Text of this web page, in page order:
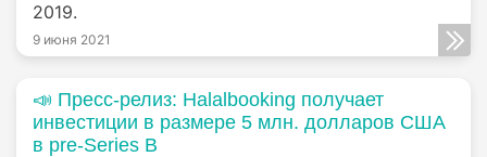
2019.
9 июня 2021
📣 Пресс-релиз: Halalbooking получает
инвестиции в размере 5 млн. долларов США
в pre-Series B